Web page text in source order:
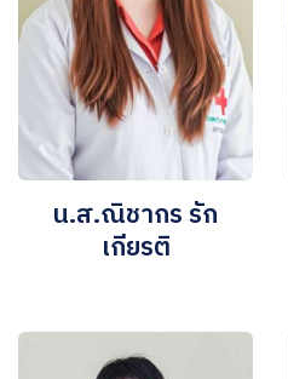
น.ส.ณิชากร รัก
เกียรติ